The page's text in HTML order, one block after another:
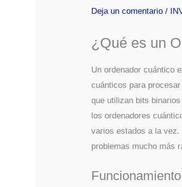
Deja un comentario /
¿Qué es un
Un ordenador cuántico
cuánticos para
que utilizan bits
los ordenadores
varios estados a la
problemas mucho más